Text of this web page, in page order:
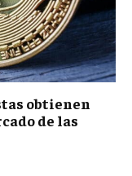
obtienen
de las